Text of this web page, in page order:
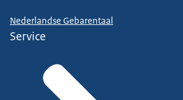
Nederlandse Gebarentaal
Service